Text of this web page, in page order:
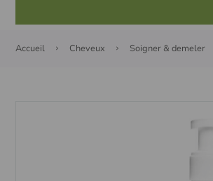
Accueil Cheveux Soigner & demeler